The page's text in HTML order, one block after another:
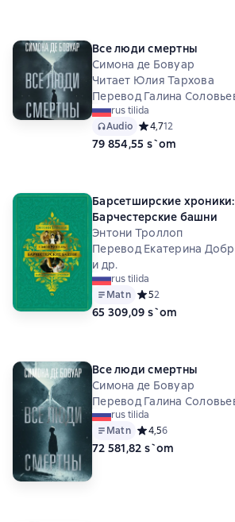
Все люди смертны
Симона де Бовуар
Читает Юлия Тархова
Перевод Галина
rus tilida
Audio Средний рейтинг
4,712
79 854,55 s`om
Барсетширские
Барчестерские башни
Энтони Троллоп
Перевод Екатерина
и др.
rus tilida
Matn Средний рейтинг 5
52
65 309,09 s`om
Все люди смертны
Симона де Бовуар
Перевод Галина
rus tilida
Matn Средний рейтинг 4,5
4,56
72 581,82 s`om